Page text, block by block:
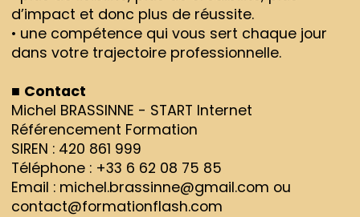
d’impact et donc plus de réussite.
• une compétence qui vous sert chaque jour
dans votre trajectoire professionnelle.
■ Contact
Michel BRASSINNE - START Internet
Référencement Formation
SIREN : 420 861 999
Téléphone : +33 6 62 08 75 85
Email : michel.brassinne@gmail.com ou
contact@formationflash.com